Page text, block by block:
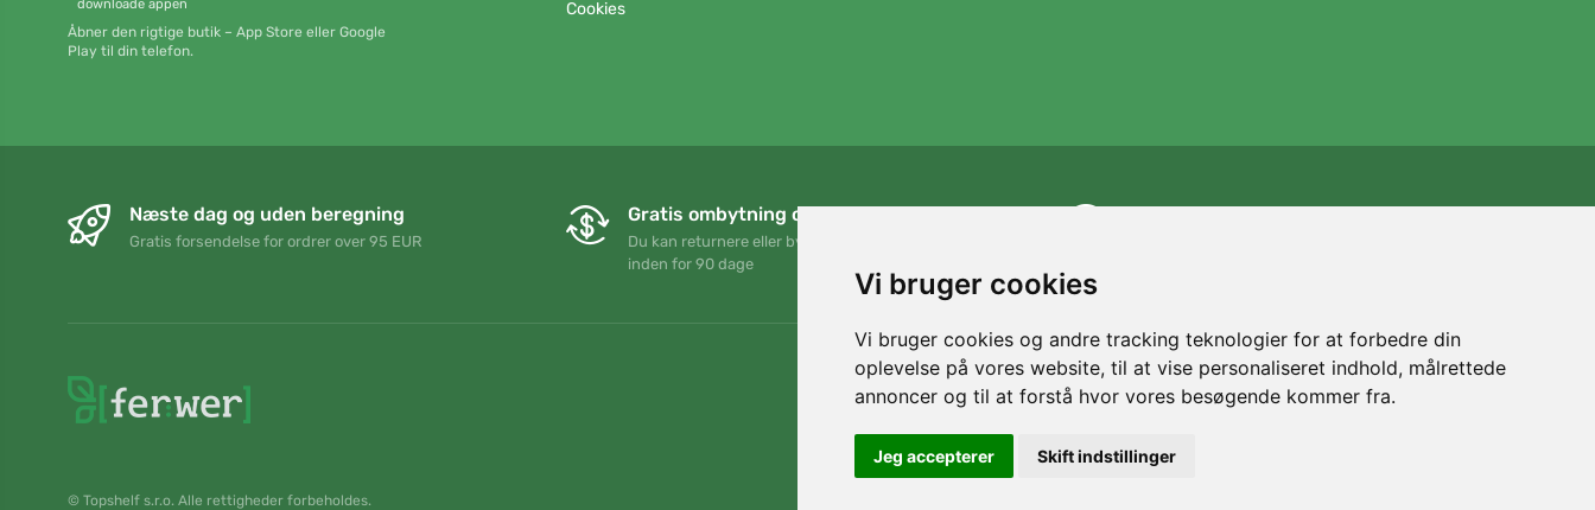
Vi bruger cookies
Vi bruger cookies og andre tracking teknologier for at forbedre din
oplevelse på vores website, til at vise personaliseret indhold, målrettede
annoncer og til at forstå hvor vores besøgende kommer fra.
Jeg accepterer Skift indstillinger
downloade appen
Åbner den rigtige butik – App Store eller Google
Play til din telefon.
Cookies
Næste dag og uden beregning
Gratis forsendelse for ordrer over 95 EUR
Gratis ombytning og returnering
Du kan returnere eller bytte din ordre når som helst
inden for 90 dage
© Topshelf s.r.o. Alle rettigheder forbeholdes.